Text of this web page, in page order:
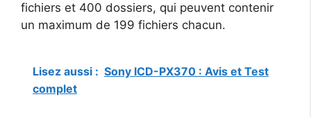
fichiers et 400 dossiers, qui peuvent contenir
un maximum de 199 fichiers chacun.
Lisez aussi : Sony ICD-PX370 : Avis et Test
complet